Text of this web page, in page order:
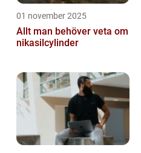
01 november 2025
Allt man behöver veta om
nikasilcylinder